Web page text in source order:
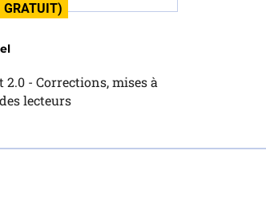
2.0 - Corrections, mises à
lecteurs